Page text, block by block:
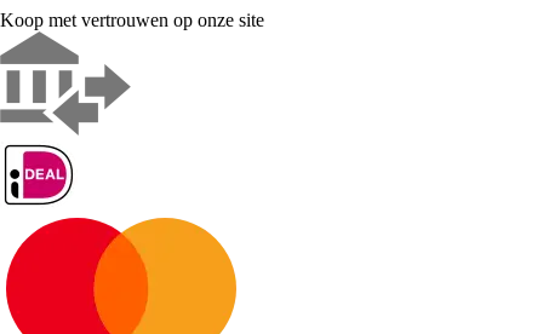
Koop met vertrouwen op onze site